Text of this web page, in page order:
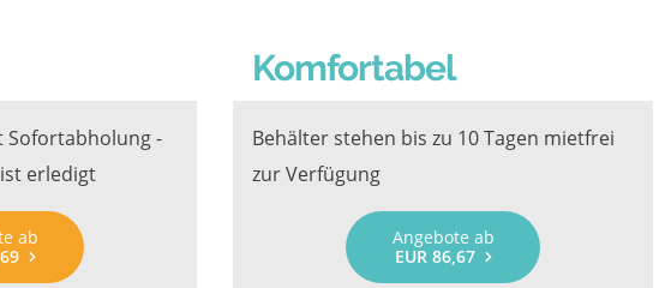
Sofortabholung -
erledigt
ab
Komfortabel
Behälter stehen bis zu 10 Tagen mietfrei
zur Verfügung
Angebote ab
EUR 86,67